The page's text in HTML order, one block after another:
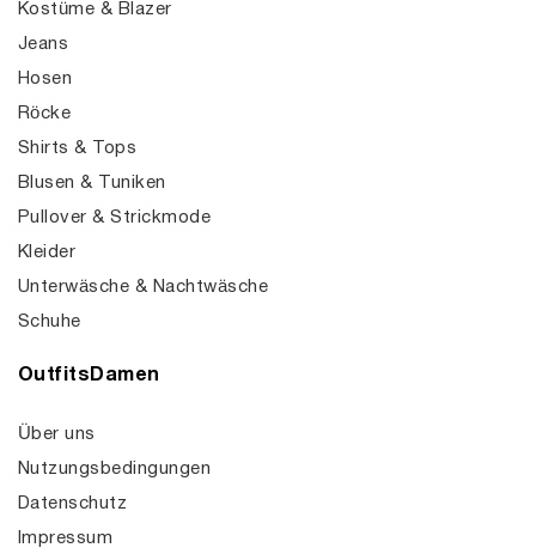
Kostüme & Blazer
Jeans
Hosen
Röcke
Shirts & Tops
Blusen & Tuniken
Pullover & Strickmode
Kleider
Unterwäsche & Nachtwäsche
Schuhe
OutfitsDamen
Über uns
Nutzungsbedingungen
Datenschutz
Impressum